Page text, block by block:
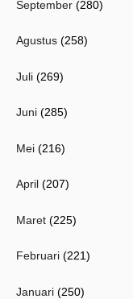
September (280)
Agustus (258)
Juli (269)
Juni (285)
Mei (216)
April (207)
Maret (225)
Februari (221)
Januari (250)